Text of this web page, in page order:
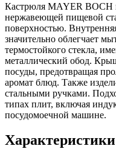
Кастрюля MAYER BOCH
нержавеющей пищевой
поверхностью.
значительно облегчает
термостойкого стекла,
металлический обод.
посуды, предотвращая
аромат блюд. Также
стальными ручками.
типах плит, включая
посудомоечной машине.